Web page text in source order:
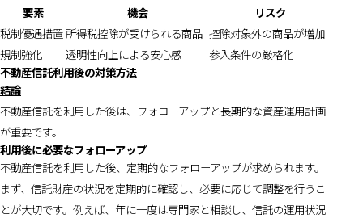
要素
機会
リスク
税制優遇措置 所得税控除が受けられる商品 控除対象外の商品が増加
規制強化
透明性向上による安心感
参入条件の厳格化
不動産信託利用後の対策方法
結論
不動産信託を利用した後は、フォローアップと長期的な資産運用計画
が重要です。
利用後に必要なフォローアップ
不動産信託を利用した後、定期的なフォローアップが求められます。
まず、信託財産の状況を定期的に確認し、必要に応じて調整を行うこ
とが大切です。例えば、年に一度は専門家と相談し、信託の運用状況